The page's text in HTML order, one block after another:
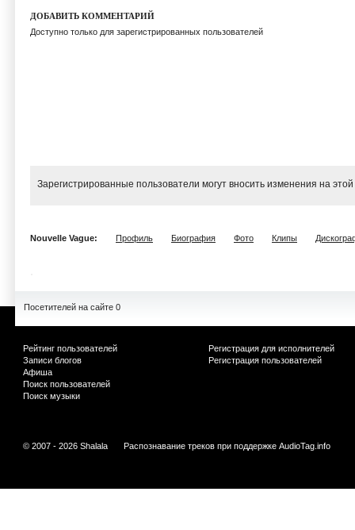
ДОБАВИТЬ КОММЕНТАРИЙ
Доступно только для зарегистрированных пользователей
Зарегистрированные пользователи могут вносить изменения на
Nouvelle Vague: Профиль Биография Фото Клипы
Посетителей на сайте 0
Рейтинг пользователей
Записи блогов
Афиша
Поиск пользователей
Поиск музыки
Регистрация для исполнителей
Регистрация пользователей
© 2007 - 2026 Shalala Распознавание треков при поддержке AudioTag.info